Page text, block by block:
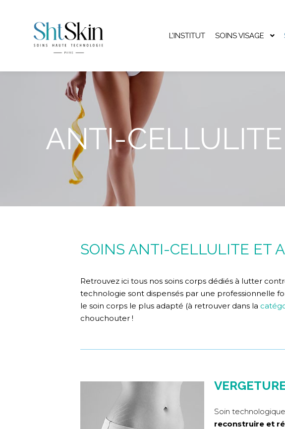
L’INSTITUT SOINS VISAGE
ANTI-
SOINS ANTI-CELLULITE ET
Retrouvez ici tous nos soins corps dédiés à lutter
technologie sont dispensés par une professionnelle
le soin corps le plus adapté (à retrouver dans la
chouchouter !
Soin
reconstruire et